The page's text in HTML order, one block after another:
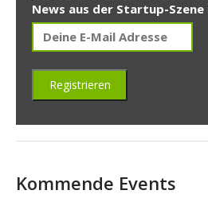
News aus der Startup-
Kommende Events